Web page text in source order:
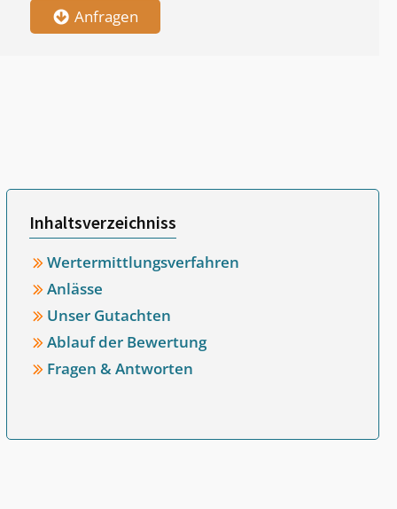
Anfragen
Inhaltsverzeichniss
Wertermittlungsverfahren
Anlässe
Unser Gutachten
Ablauf der Bewertung
Fragen & Antworten